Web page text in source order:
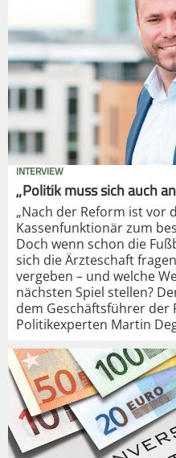
INTERVIEW
„Politik muss sich auch
„Nach der Reform ist vor
Kassenfunktionär zum
Doch wenn schon die
sich die Ärzteschaft
vergeben – und welche
nächsten Spiel stellen?
dem Geschäftsführer der
Politikexperten Martin